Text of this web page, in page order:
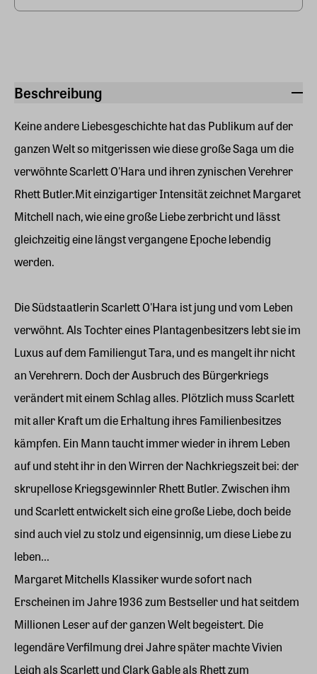
Beschreibung
Keine andere Liebesgeschichte hat das Publikum auf der
ganzen Welt so mitgerissen wie diese große Saga um die
verwöhnte Scarlett O'Hara und ihren zynischen Verehrer
Rhett Butler.Mit einzigartiger Intensität zeichnet Margaret
Mitchell nach, wie eine große Liebe zerbricht und lässt
gleichzeitig eine längst vergangene Epoche lebendig
werden.
Die Südstaatlerin Scarlett O'Hara ist jung und vom Leben
verwöhnt. Als Tochter eines Plantagenbesitzers lebt sie im
Luxus auf dem Familiengut Tara, und es mangelt ihr nicht
an Verehrern. Doch der Ausbruch des Bürgerkriegs
verändert mit einem Schlag alles. Plötzlich muss Scarlett
mit aller Kraft um die Erhaltung ihres Familienbesitzes
kämpfen. Ein Mann taucht immer wieder in ihrem Leben
auf und steht ihr in den Wirren der Nachkriegszeit bei: der
skrupellose Kriegsgewinnler Rhett Butler. Zwischen ihm
und Scarlett entwickelt sich eine große Liebe, doch beide
sind auch viel zu stolz und eigensinnig, um diese Liebe zu
leben...
Margaret Mitchells Klassiker wurde sofort nach
Erscheinen im Jahre 1936 zum Bestseller und hat seitdem
Millionen Leser auf der ganzen Welt begeistert. Die
legendäre Verfilmung drei Jahre später machte Vivien
Leigh als Scarlett und Clark Gable als Rhett zum